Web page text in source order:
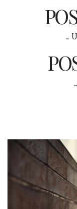
...